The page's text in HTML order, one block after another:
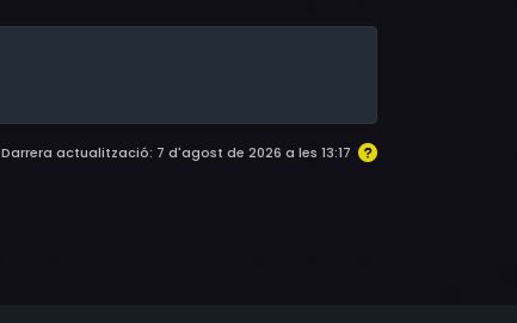
Darrera actualització: 7 d'agost de 2026 a les 13:17